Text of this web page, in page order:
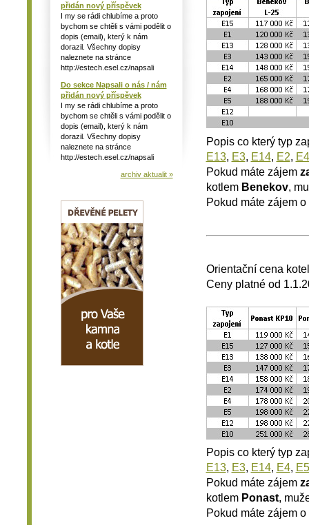
přidán nový příspěvek
I my se rádi chlubíme a proto
bychom se chtěli s vámi podělit o
dopis (email), který k nám
dorazil. Všechny dopisy
naleznete na stránce
http://estech.esel.cz/napsali
Do sekce Napsali o nás / nám
přidán nový příspěvek
I my se rádi chlubíme a proto
bychom se chtěli s vámi podělit o
dopis (email), který k nám
dorazil. Všechny dopisy
naleznete na stránce
http://estech.esel.cz/napsali
archiv aktualit »
Popis co který typ
E13, E3, E14, E2, E4
Pokud máte zájem
kotlem Benekov,
Pokud máte zájem o
Orientační cena
Ceny platné od
Popis co který typ
E13, E3, E14, E4, E5
Pokud máte zájem
kotlem Ponast,
Pokud máte zájem o